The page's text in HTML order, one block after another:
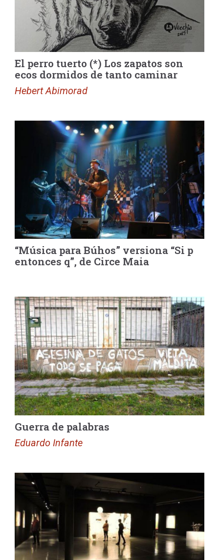
El perro tuerto (*) Los zapatos son
ecos dormidos de tanto caminar
Hebert Abimorad
“Música para Búhos” versiona “Si p
entonces q”, de Circe Maia
Guerra de palabras
Eduardo Infante